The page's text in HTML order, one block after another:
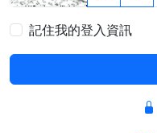
記住我的登入資訊